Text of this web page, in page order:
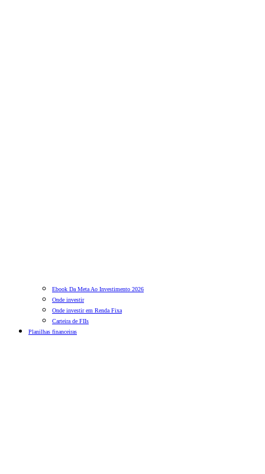
Ebook Da Meta Ao Investimento 2026
Onde investir
Onde investir em Renda Fixa
Carteira de FIIs
Planilhas financeiras